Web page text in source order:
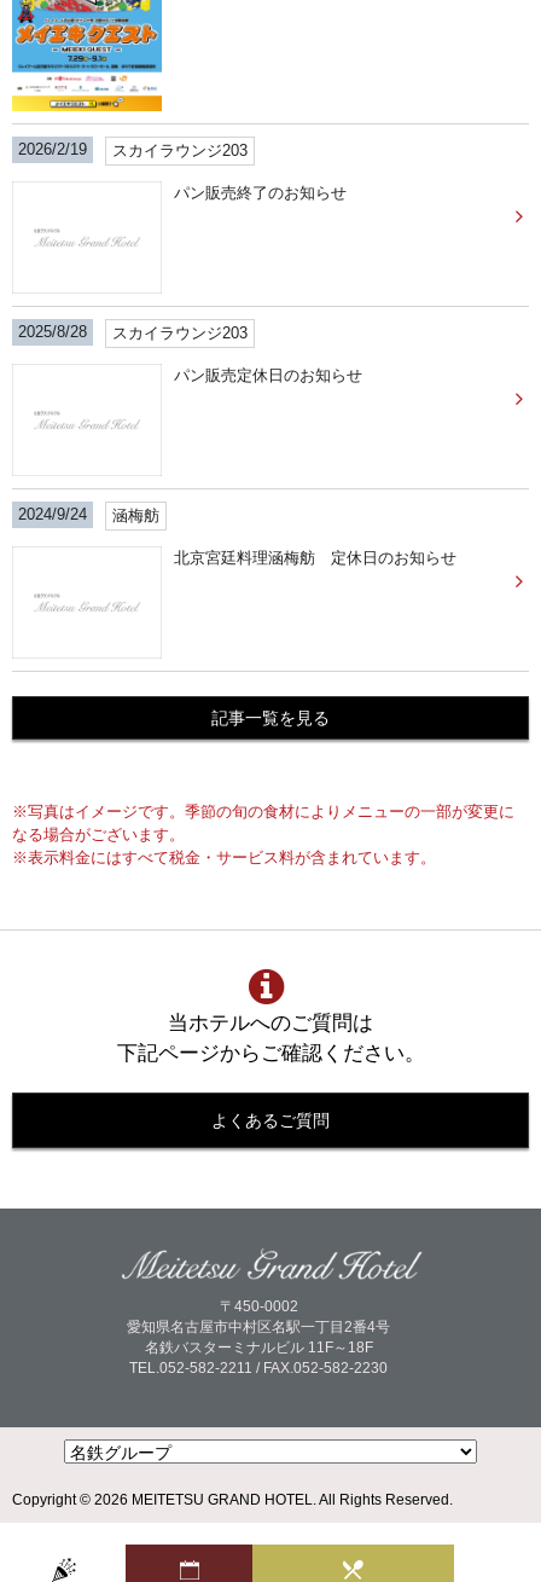
2026/2/19 スカイラウンジ203
パン販売終了のお知らせ
2025/8/28 スカイラウンジ203
パン販売定休日のお知らせ
2024/9/24 涵梅舫
北京宮廷料理涵梅舫 定休日のお知らせ
記事一覧を見る
※写真はイメージです。季節の旬の食材によりメニューの一部が変更に
なる場合がございます。
※表示料金にはすべて税金・サービス料が含まれています。
当ホテルへのご質問は
下記ページからご確認ください。
よくあるご質問
〒450-0002
愛知県名古屋市中村区名駅一丁目2番4号
名鉄バスターミナルビル 11F～18F
TEL.052-582-2211 / FAX.052-582-2230
Copyright © 2026 MEITETSU GRAND HOTEL. All Rights Reserved.